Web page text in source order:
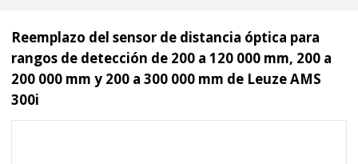
Reemplazo del sensor de distancia óptica para
rangos de detección de 200 a 120 000 mm, 200 a
200 000 mm y 200 a 300 000 mm de Leuze AMS
300i